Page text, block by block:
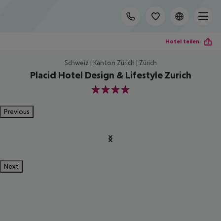
Hotel teilen
Schweiz | Kanton Zürich | Zürich
Placid Hotel Design & Lifestyle Zurich
4
Previous
Next